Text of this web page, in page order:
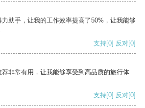
助手，让我的工作效率提高了50%，让我能够
支持[0] 反对[0]
非常有用，让我能够享受到高品质的旅行体
支持[0] 反对[0]